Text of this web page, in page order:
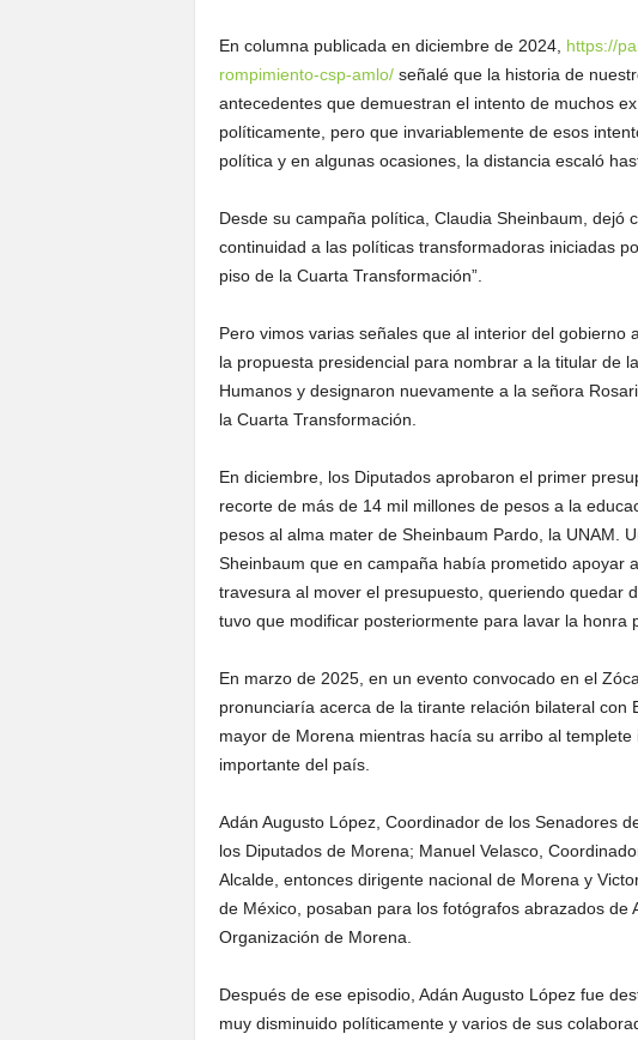
En columna publicada en diciembre de 2024, https://
rompimiento-csp-amlo/señalé que la historia de
antecedentes que demuestran el intento de muchos
políticamente, pero que invariablemente de esos
política y en algunas ocasiones, la distancia escaló
Desde su campaña política, Claudia Sheinbaum, dejó
continuidad a las políticas transformadoras iniciadas
piso de la Cuarta Transformación”.
Pero vimos varias señales que al interior del
la propuesta presidencial para nombrar a la titular de
Humanos y designaron nuevamente a la señora
la Cuarta Transformación.
En diciembre, los Diputados aprobaron el primer
recorte de más de 14 mil millones de pesos a la
pesos al alma mater de Sheinbaum Pardo, la UNAM.
Sheinbaum que en campaña había prometido apoyar
travesura al mover el presupuesto, queriendo quedar
tuvo que modificar posteriormente para lavar la honra
En marzo de 2025, en un evento convocado en el
pronunciaría acerca de la tirante relación bilateral con
mayor de Morena mientras hacía su arribo al
importante del país.
Adán Augusto López, Coordinador de los Senadores
los Diputados de Morena; Manuel Velasco,
Alcalde, entonces dirigente nacional de Morena y
de México, posaban para los fotógrafos abrazados de
Organización de Morena.
Después de ese episodio, Adán Augusto López fue
muy disminuido políticamente y varios de sus